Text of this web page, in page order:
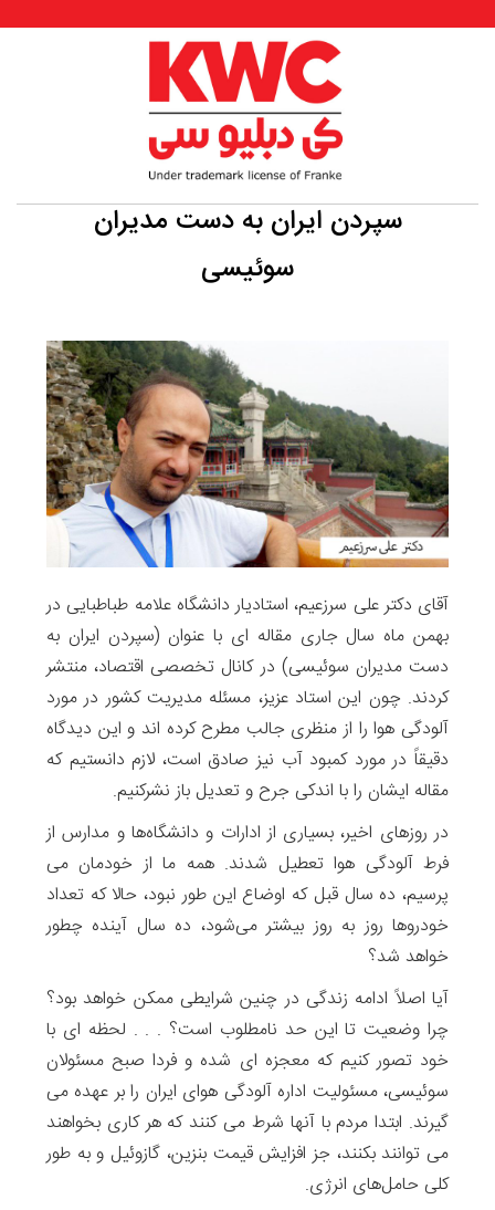
سپردن ایران به دست مدیران
سوئیسی
آقای دکتر علی سرزعیم، استادیار دانشگاه علامه طباطبایی در
بهمن ماه سال جاری مقاله ای با عنوان (سپردن ایران به
دست مدیران سوئیسی) در کانال تخصصی اقتصاد، منتشر
کردند. چون این استاد عزیز، مسئله مدیریت کشور در مورد
آلودگی هوا را از منظری جالب مطرح کرده اند و این دیدگاه
دقیقاً در مورد کمبود آب نیز صادق است، لازم دانستیم که
مقاله ایشان را با اندکی جرح و تعدیل باز نشرکنیم.
در روزهای اخیر، بسیاری از ادارات و دانشگاه‌ها و مدارس از
فرط آلودگی هوا تعطیل شدند. همه ما از خودمان می
پرسیم، ده سال قبل که اوضاع این طور نبود، حالا که تعداد
خودروها روز به روز بیشتر می‌شود، ده سال آینده چطور
خواهد شد؟
آیا اصلاً ادامه زندگی در چنین شرایطی ممکن خواهد بود؟
چرا وضعیت تا این حد نامطلوب است؟ . . . لحظه ای با
خود تصور کنیم که معجزه ای شده و فردا صبح مسئولان
سوئیسی، مسئولیت اداره آلودگی هوای ایران را بر عهده می
گیرند. ابتدا مردم با آنها شرط می کنند که هر کاری بخواهند
می توانند بکنند، جز افزایش قیمت بنزین، گازوئیل و به طور
کلی حامل‌های انرژی.